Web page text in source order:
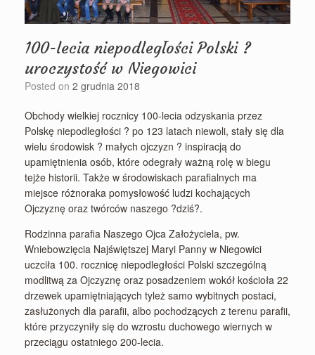
100-lecia niepodległości Polski ?
uroczystość w Niegowici
Posted on 2 grudnia 2018
Obchody wielkiej rocznicy 100-lecia odzyskania przez
Polskę niepodległości ? po 123 latach niewoli, stały się dla
wielu środowisk ? małych ojczyzn ? inspiracją do
upamiętnienia osób, które odegrały ważną rolę w biegu
tejże historii. Także w środowiskach parafialnych ma
miejsce różnoraka pomysłowość ludzi kochających
Ojczyznę oraz twórców naszego ?dziś?.
Rodzinna parafia Naszego Ojca Założyciela, pw.
Wniebowzięcia Najświętszej Maryi Panny w Niegowici
uczciła 100. rocznicę niepodległości Polski szczególną
modlitwą za Ojczyznę oraz posadzeniem wokół kościoła 22
drzewek upamiętniających tyleż samo wybitnych postaci,
zasłużonych dla parafii, albo pochodzących z terenu parafii,
które przyczyniły się do wzrostu duchowego wiernych w
przeciągu ostatniego 200-lecia.